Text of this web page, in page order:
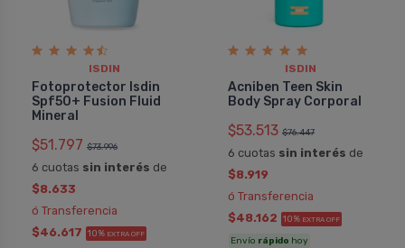
ISDIN
Fotoprotector Isdin
Spf50+ Fusion Fluid
Mineral
$51.797 $73.996
6 cuotas sin interés de
$8.633
ó Transferencia
$46.617 10% EXTRA OFF
ISDIN
Acniben Teen Skin
Body Spray Corporal
$53.513 $76.447
6 cuotas sin interés de
$8.919
ó Transferencia
$48.162 10% EXTRA OFF
Envío rápido hoy